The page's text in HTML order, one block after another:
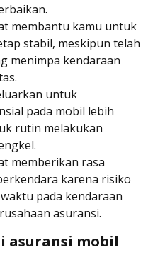
membantu kamu untuk
stabil, meskipun telah
menimpa kendaraan
untuk
pada mobil lebih
rutin melakukan
memberikan rasa
karena risiko
pada kendaraan
asuransi.
asuransi mobil